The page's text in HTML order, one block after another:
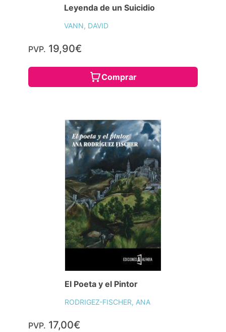
Leyenda de un Suicidio
VANN, DAVID
PVP. 19,90€
Comprar
El Poeta y el Pintor
RODRIGEZ-FISCHER, ANA
PVP. 17,00€